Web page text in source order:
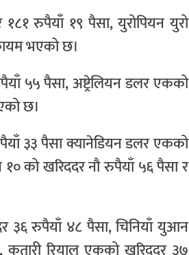
रुपैयाँ १९ पैसा, युरोपियन युरो
भएको छ।
५५ पैसा, अष्ट्रेलियन डलर एकको
छ।
३३ पैसा क्यानेडियन डलर एकको
१० को खरिददर नौ रुपैयाँ ५६ पैसा र
३६ रुपैयाँ ४८ पैसा, चिनियाँ युआन